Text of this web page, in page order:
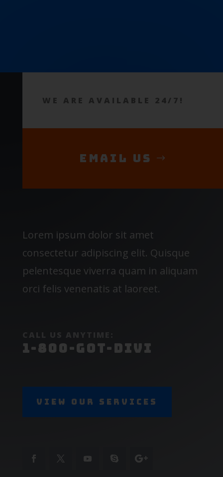
WE ARE AVAILABLE 24/7!
Email Us
Lorem ipsum dolor sit amet
consectetur adipiscing elit. Quisque
pelentesque viverra quam in aliquam
orci felis venenatis at laoreet.
1-800-GOT-DIVI
View Our Services